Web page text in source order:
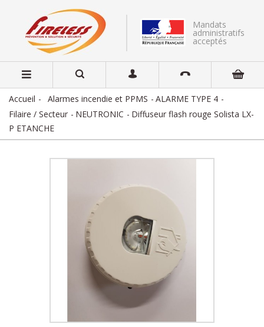
Mandats
administratifs
acceptés
Accueil Alarmes incendie et PPMS
ALARME TYPE 4
Filaire / Secteur
NEUTRONIC
Diffuseur flash rouge Solista LX-
P ETANCHE